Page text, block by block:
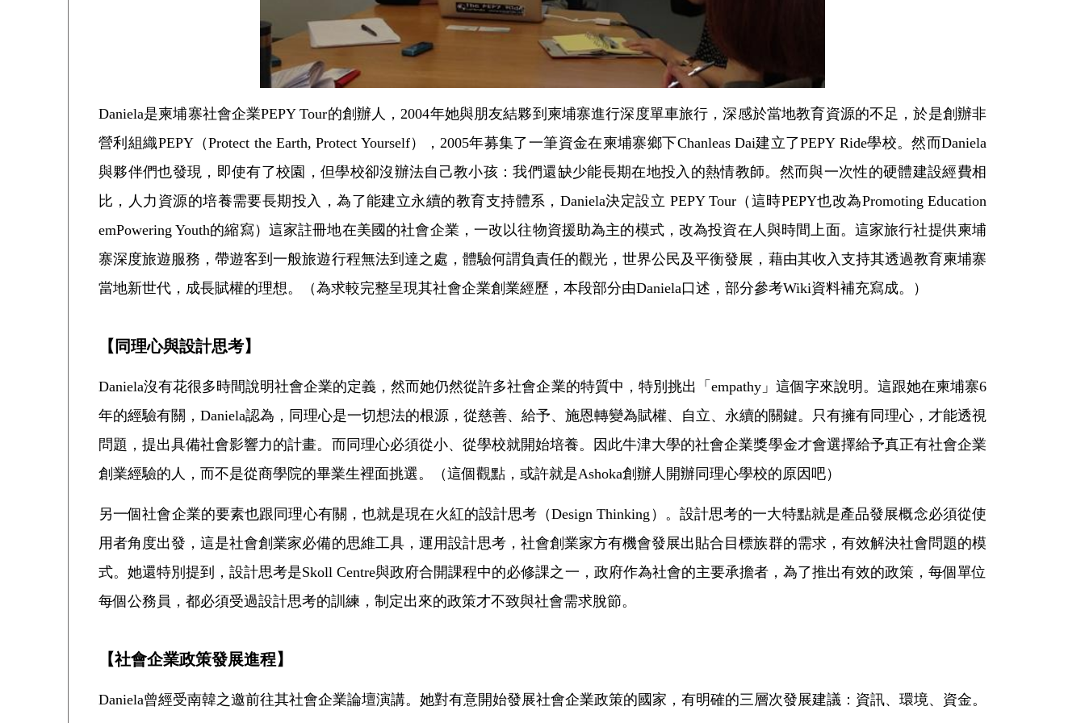
Daniela是柬埔寨社會企業PEPY Tour的創辦人，2004年她與朋友結夥到柬埔寨進行深度單車旅行，深感於當地教育資源的不足，於是創辦非
營利組織PEPY（Protect the Earth, Protect Yourself），2005年募集了一筆資金在柬埔寨鄉下Chanleas Dai建立了PEPY Ride學校。然而Daniela
與夥伴們也發現，即使有了校園，但學校卻沒辦法自己教小孩：我們還缺少能長期在地投入的熱情教師。然而與一次性的硬體建設經費相
比，人力資源的培養需要長期投入，為了能建立永續的教育支持體系，Daniela決定設立 PEPY Tour（這時PEPY也改為Promoting Education
emPowering Youth的縮寫）這家註冊地在美國的社會企業，一改以往物資援助為主的模式，改為投資在人與時間上面。這家旅行社提供柬埔
寨深度旅遊服務，帶遊客到一般旅遊行程無法到達之處，體驗何謂負責任的觀光，世界公民及平衡發展，藉由其收入支持其透過教育柬埔寨
當地新世代，成長賦權的理想。（為求較完整呈現其社會企業創業經歷，本段部分由Daniela口述，部分參考Wiki資料補充寫成。）
【同理心與設計思考】
Daniela沒有花很多時間說明社會企業的定義，然而她仍然從許多社會企業的特質中，特別挑出「empathy」這個字來說明。這跟她在柬埔寨6
年的經驗有關，Daniela認為，同理心是一切想法的根源，從慈善、給予、施恩轉變為賦權、自立、永續的關鍵。只有擁有同理心，才能透視
問題，提出具備社會影響力的計畫。而同理心必須從小、從學校就開始培養。因此牛津大學的社會企業獎學金才會選擇給予真正有社會企業
創業經驗的人，而不是從商學院的畢業生裡面挑選。（這個觀點，或許就是Ashoka創辦人開辦同理心學校的原因吧）
另一個社會企業的要素也跟同理心有關，也就是現在火紅的設計思考（Design Thinking）。設計思考的一大特點就是產品發展概念必須從使
用者角度出發，這是社會創業家必備的思維工具，運用設計思考，社會創業家方有機會發展出貼合目標族群的需求，有效解決社會問題的模
式。她還特別提到，設計思考是Skoll Centre與政府合開課程中的必修課之一，政府作為社會的主要承擔者，為了推出有效的政策，每個單位
每個公務員，都必須受過設計思考的訓練，制定出來的政策才不致與社會需求脫節。
【社會企業政策發展進程】
Daniela曾經受南韓之邀前往其社會企業論壇演講。她對有意開始發展社會企業政策的國家，有明確的三層次發展建議：資訊、環境、資金。